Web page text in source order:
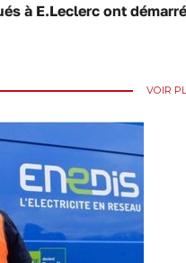
à E.Leclerc ont démarré
VOIR